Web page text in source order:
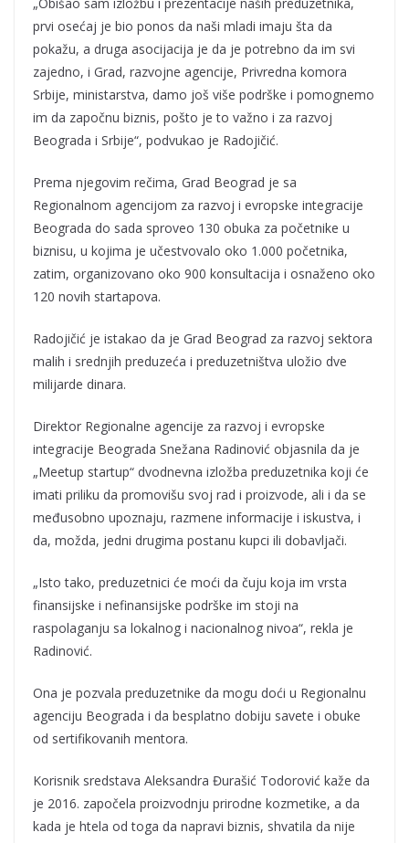
prvi osećaj je bio ponos da naši mladi imaju šta da
pokažu, a druga asocijacija je da je potrebno da im svi
zajedno, i Grad, razvojne agencije, Privredna komora
Srbije, ministarstva, damo još više podrške i pomognemo
im da započnu biznis, pošto je to važno i za razvoj
Beograda i Srbije“, podvukao je Radojičić.
Prema njegovim rečima, Grad Beograd je sa
Regionalnom agencijom za razvoj i evropske integracije
Beograda do sada sproveo 130 obuka za početnike u
biznisu, u kojima je učestvovalo oko 1.000 početnika,
zatim, organizovano oko 900 konsultacija i osnaženo oko
120 novih startapova.
Radojičić je istakao da je Grad Beograd za razvoj sektora
malih i srednjih preduzeća i preduzetništva uložio dve
milijarde dinara.
Direktor Regionalne agencije za razvoj i evropske
integracije Beograda Snežana Radinović objasnila da je
„Meetup startup“ dvodnevna izložba preduzetnika koji će
imati priliku da promovišu svoj rad i proizvode, ali i da se
međusobno upoznaju, razmene informacije i iskustva, i
da, možda, jedni drugima postanu kupci ili dobavljači.
„Isto tako, preduzetnici će moći da čuju koja im vrsta
finansijske i nefinansijske podrške im stoji na
raspolaganju sa lokalnog i nacionalnog nivoa“, rekla je
Radinović.
Ona je pozvala preduzetnike da mogu doći u Regionalnu
agenciju Beograda i da besplatno dobiju savete i obuke
od sertifikovanih mentora.
Korisnik sredstava Aleksandra Đurašić Todorović kaže da
je 2016. započela proizvodnju prirodne kozmetike, a da
kada je htela od toga da napravi biznis, shvatila da nije